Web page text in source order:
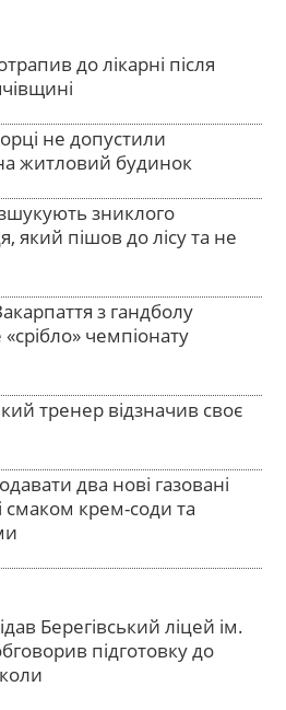
до лікарні після
не допустили
житловий будинок
зниклого
який пішов до лісу та не
з гандболу
чемпіонату
тренер відзначив своє
два нові газовані
смаком крем-соди та
Берегівський ліцей ім.
підготовку до